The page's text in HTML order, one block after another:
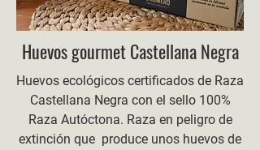
Huevos gourmet Castellana Negra
Huevos ecológicos certificados de Raza
Castellana Negra con el sello 100%
Raza Autóctona. Raza en peligro de
extinción que produce unos huevos de